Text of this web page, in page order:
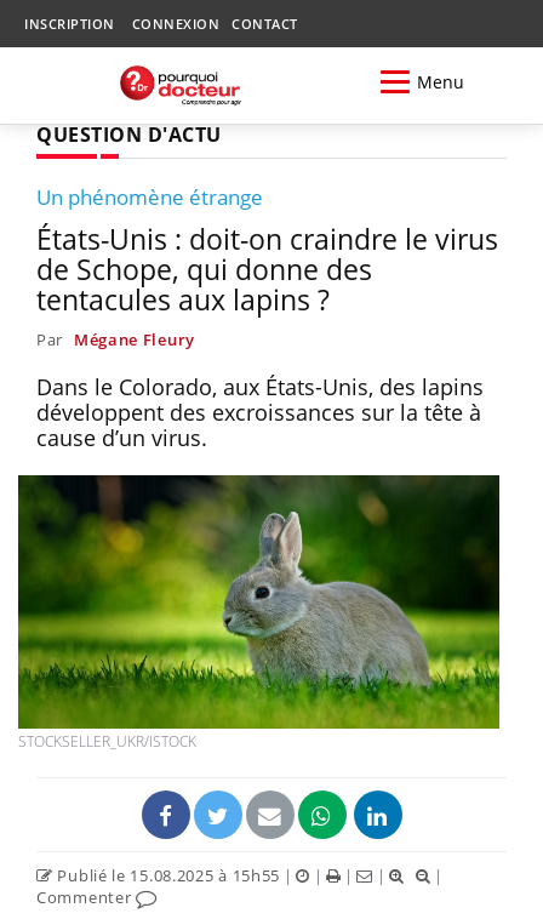
INSCRIPTION CONNEXION CONTACT
Menu
QUESTION D'ACTU
Un phénomène étrange
États-Unis : doit-on craindre le virus
de Schope, qui donne des
tentacules aux lapins ?
Par Mégane Fleury
Dans le Colorado, aux États-Unis, des lapins
développent des excroissances sur la tête à
cause d’un virus.
STOCKSELLER_UKR/ISTOCK
Publié le 15.08.2025 à 15h55 | | | |
|
Commenter